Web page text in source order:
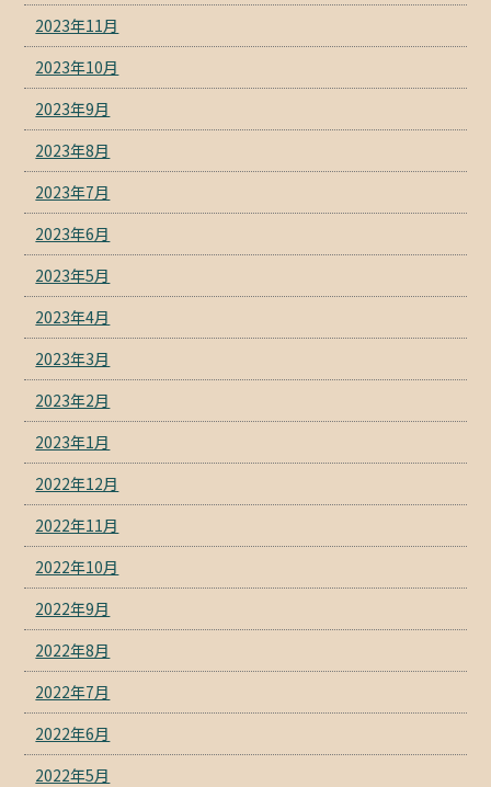
2023年11月
2023年10月
2023年9月
2023年8月
2023年7月
2023年6月
2023年5月
2023年4月
2023年3月
2023年2月
2023年1月
2022年12月
2022年11月
2022年10月
2022年9月
2022年8月
2022年7月
2022年6月
2022年5月